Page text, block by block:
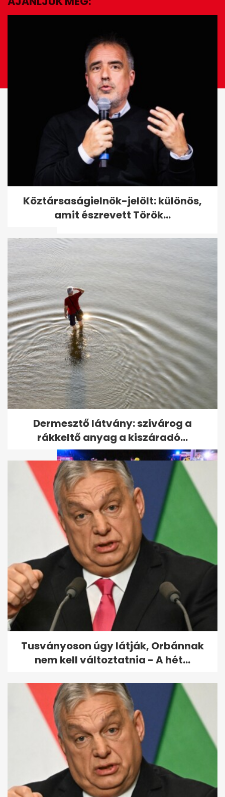
EZ IS ÉRDEKELHET
Szabálytalanul előzött, Volán-
buszt döntött árokba 38
utassal
Sürgősen vérre van szüksége
a Jóban Rosszban...
Hvg: a Schadl-ügy egyik
tanúja az Árpád hídi baleset
áldozata
Köztársaságielnök-jelölt: különös,
amit észrevett Török...
Dermesztő látvány: szivárog a
rákkeltő anyag a kiszáradó...
Tusványoson úgy látják, Orbánnak
nem kell változtatnia - A hét...